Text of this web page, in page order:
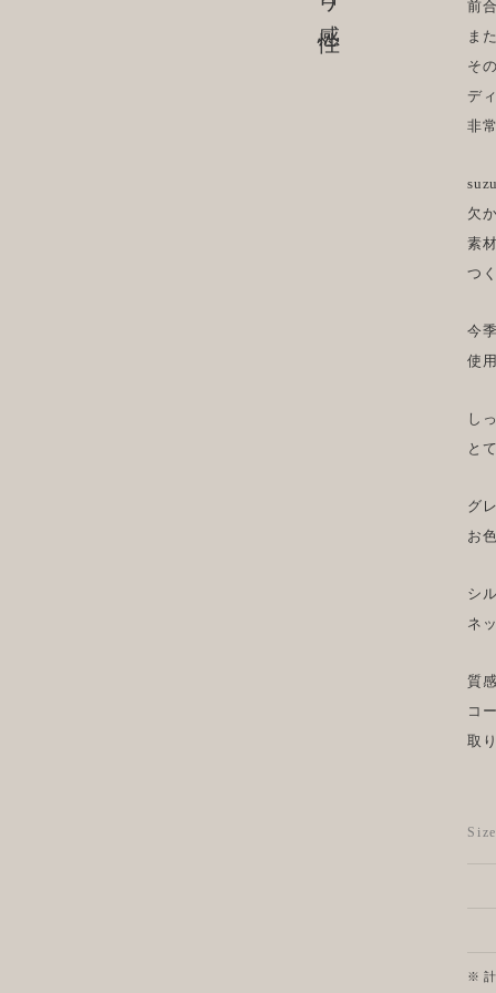
前
ま
そ
デ
非
欠
素
つ
今
使
し
と
グ
お
シ
ネ
質
コ
取
※ 計